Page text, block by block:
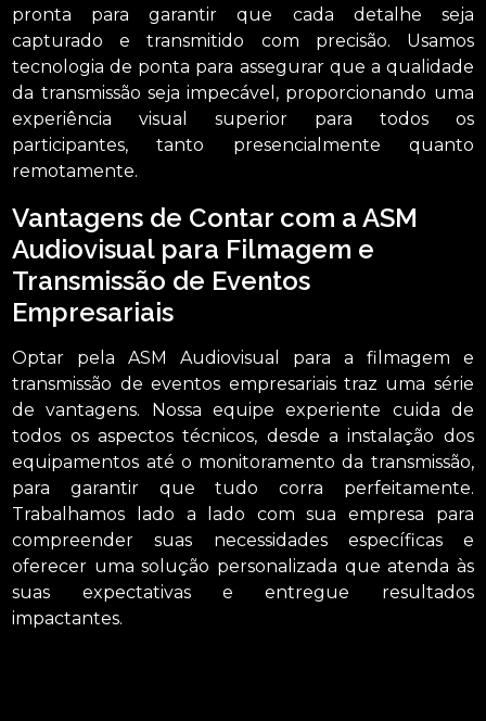
pronta para garantir que cada detalhe seja
capturado e transmitido com precisão. Usamos
tecnologia de ponta para assegurar que a qualidade
da transmissão seja impecável, proporcionando uma
experiência visual superior para todos os
participantes, tanto presencialmente quanto
remotamente.
Vantagens de Contar com a ASM
Audiovisual para Filmagem e
Transmissão de Eventos
Empresariais
Optar pela ASM Audiovisual para a filmagem e
transmissão de eventos empresariais traz uma série
de vantagens. Nossa equipe experiente cuida de
todos os aspectos técnicos, desde a instalação dos
equipamentos até o monitoramento da transmissão,
para garantir que tudo corra perfeitamente.
Trabalhamos lado a lado com sua empresa para
compreender suas necessidades específicas e
oferecer uma solução personalizada que atenda às
suas expectativas e entregue resultados
impactantes.